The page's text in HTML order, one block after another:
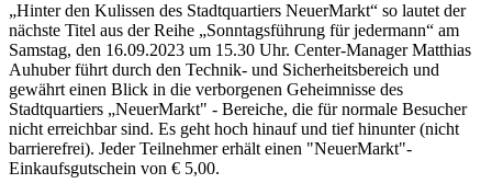
„Hinter den Kulissen des Stadtquartiers NeuerMarkt“ so lautet der
nächste Titel aus der Reihe „Sonntagsführung für jedermann“ am
Samstag, den 16.09.2023 um 15.30 Uhr. Center-Manager Matthias
Auhuber führt durch den Technik- und Sicherheitsbereich und
gewährt einen Blick in die verborgenen Geheimnisse des
Stadtquartiers „NeuerMarkt" - Bereiche, die für normale Besucher
nicht erreichbar sind. Es geht hoch hinauf und tief hinunter (nicht
barrierefrei). Jeder Teilnehmer erhält einen "NeuerMarkt"-
Einkaufsgutschein von € 5,00.